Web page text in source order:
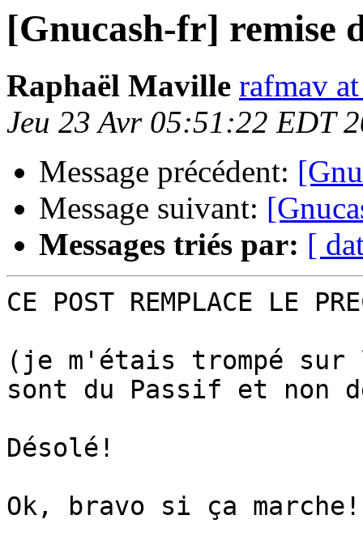
[Gnucash-fr] remise
Raphaël Maville rafmav
Jeu 23 Avr 05:51:22 EDT
Message précédent:
Message suivant:
Messages triés par: [
CE POST REMPLACE LE
(je m'étais trompé
sont du Passif et non
Désolé!
Ok, bravo si ça marche!